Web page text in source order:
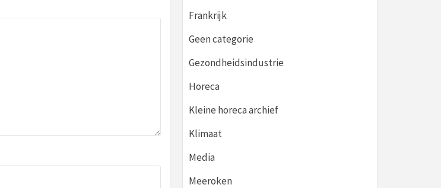
Frankrijk
Geen categorie
Gezondheidsindustrie
Horeca
Kleine horeca archief
Klimaat
Media
Meeroken